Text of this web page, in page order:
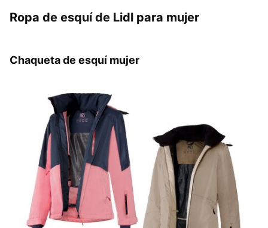
Ropa de esquí de Lidl para mujer
Chaqueta de esquí mujer